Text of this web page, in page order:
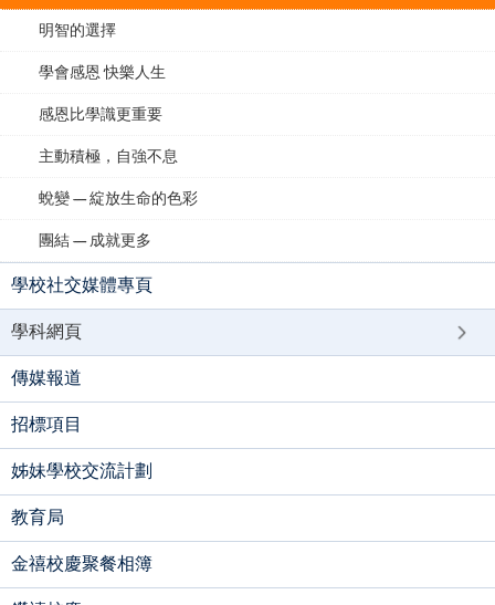
明智的選擇
學會感恩 快樂人生
感恩比學識更重要
主動積極，自強不息
蛻變 — 綻放生命的色彩
團結 — 成就更多
學校社交媒體專頁
學科網頁
傳媒報道
招標項目
姊妹學校交流計劃
教育局
金禧校慶聚餐相簿